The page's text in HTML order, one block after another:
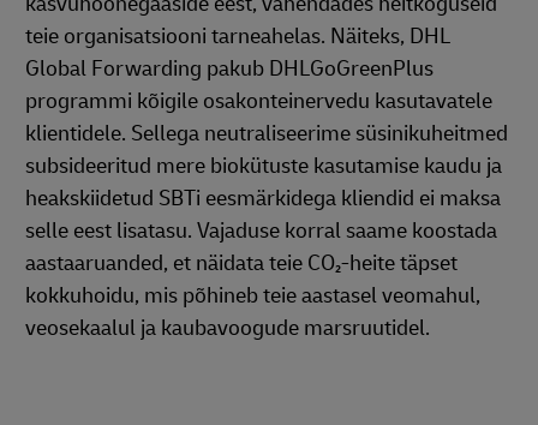
teie organisatsiooni tarneahelas. Näiteks, DHL
Global Forwarding pakub DHLGoGreenPlus
programmi kõigile osakonteinervedu kasutavatele
klientidele. Sellega neutraliseerime süsinikuheitmed
subsideeritud mere biokütuste kasutamise kaudu ja
heakskiidetud SBTi eesmärkidega kliendid ei maksa
selle eest lisatasu. Vajaduse korral saame koostada
aastaaruanded, et näidata teie CO₂-heite täpset
kokkuhoidu, mis põhineb teie aastasel veomahul,
veosekaalul ja kaubavoogude marsruutidel.